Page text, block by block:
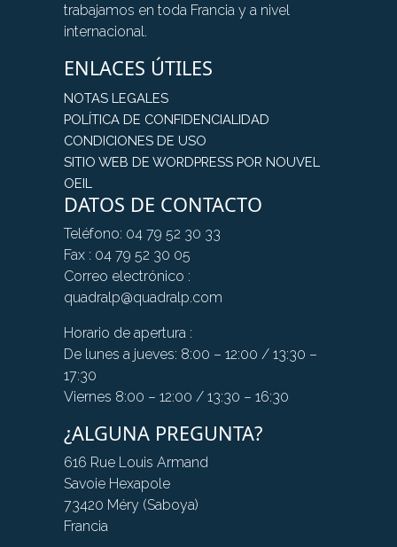
trabajamos en toda Francia y a nivel
internacional.
ENLACES ÚTILES
NOTAS LEGALES
POLÍTICA DE CONFIDENCIALIDAD
CONDICIONES DE USO
SITIO WEB DE WORDPRESS POR NOUVEL
OEIL
DATOS DE CONTACTO
Teléfono: 04 79 52 30 33
Fax : 04 79 52 30 05
Correo electrónico :
quadralp@quadralp.com
Horario de apertura :
De lunes a jueves: 8:00 – 12:00 / 13:30 –
17:30
Viernes 8:00 – 12:00 / 13:30 – 16:30
¿ALGUNA PREGUNTA?
616 Rue Louis Armand
Savoie Hexapole
73420 Méry (Saboya)
Francia